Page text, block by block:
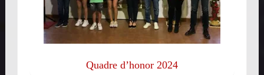
Quadre d’honor 2024